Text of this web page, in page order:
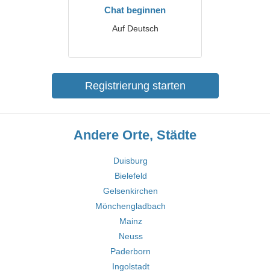
Chat beginnen
Auf Deutsch
Registrierung starten
Andere Orte, Städte
Duisburg
Bielefeld
Gelsenkirchen
Mönchengladbach
Mainz
Neuss
Paderborn
Ingolstadt